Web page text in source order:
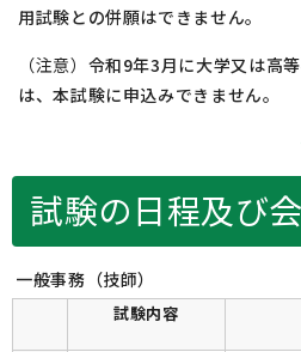
用試験との併願はできません。
（注意） 令和9年3月に大学又は高
は、本試験に申込みできません。
試験の日程及び
一般事務（技師）
試験内容